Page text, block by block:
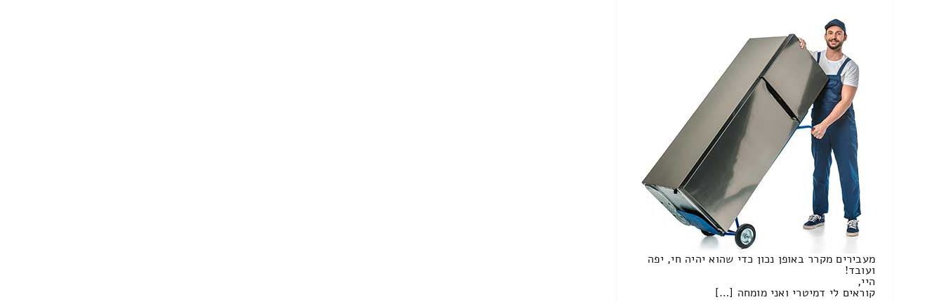
מעבירים מקרר באופן נכון כדי שהוא יהיה חי, יפה
ועובד!
היי,
קוראים לי דמיטרי ואני מומחה […]